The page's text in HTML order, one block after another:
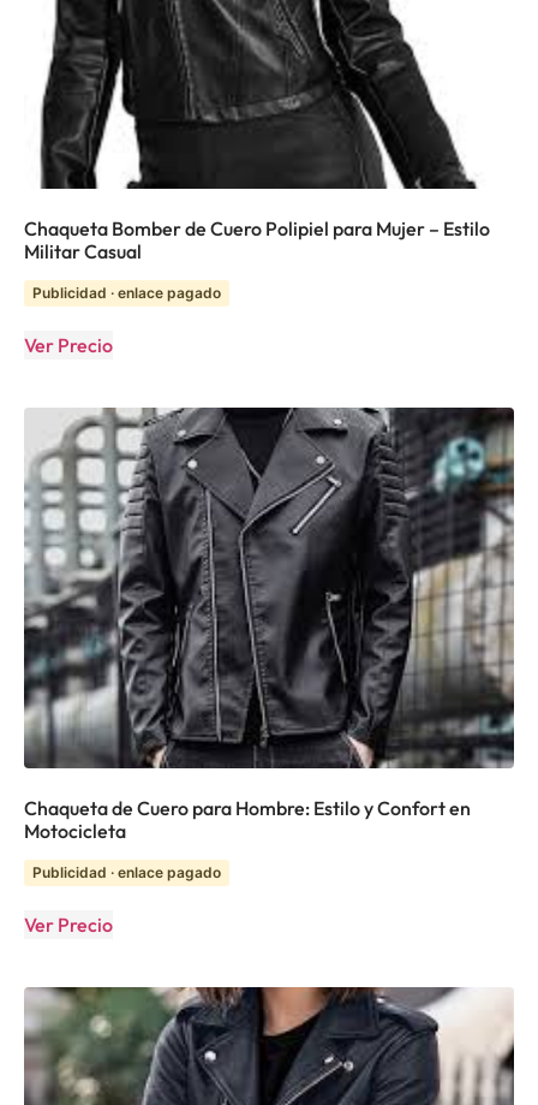
Chaqueta Bomber de Cuero Polipiel para Mujer – Estilo
Militar Casual
Publicidad · enlace pagado
Ver Precio
Chaqueta de Cuero para Hombre: Estilo y Confort en
Motocicleta
Publicidad · enlace pagado
Ver Precio